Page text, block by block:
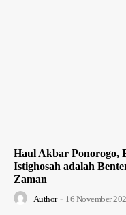
Haul Akbar Ponorogo,
Istighosah adalah
Zaman
Author - 16 November